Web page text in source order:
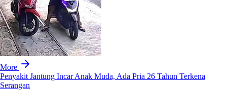
More
Penyakit Jantung Incar Anak Muda, Ada Pria 26 Tahun Terkena
Serangan